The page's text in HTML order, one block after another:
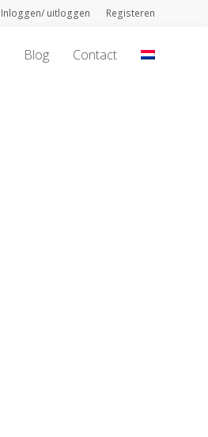
Inloggen/ uitloggen Registeren
Blog Contact